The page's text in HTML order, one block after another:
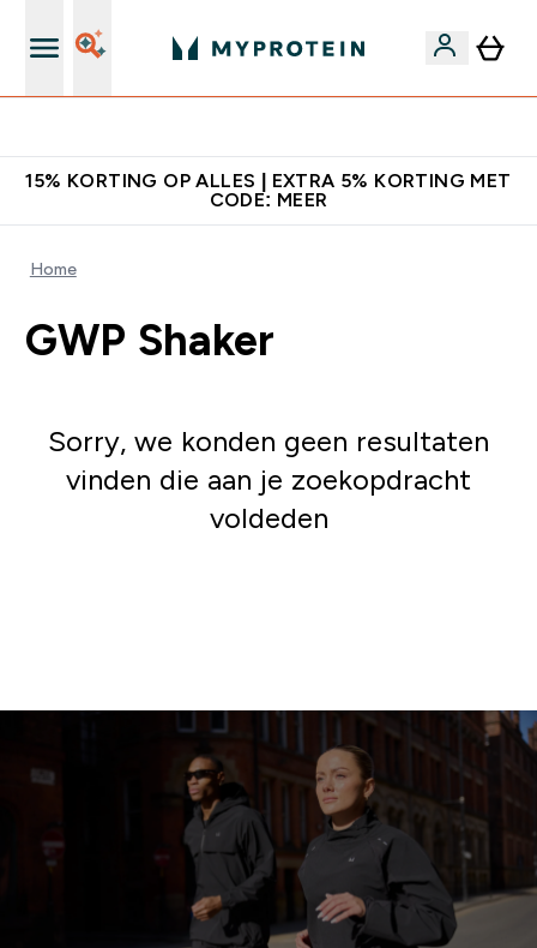
15% KORTING OP ALLES | EXTRA 5% KORTING MET
CODE: MEER
Home
GWP Shaker
Sorry, we konden geen resultaten
vinden die aan je zoekopdracht
voldeden